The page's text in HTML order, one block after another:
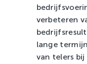
verbeteren
lange
van telers